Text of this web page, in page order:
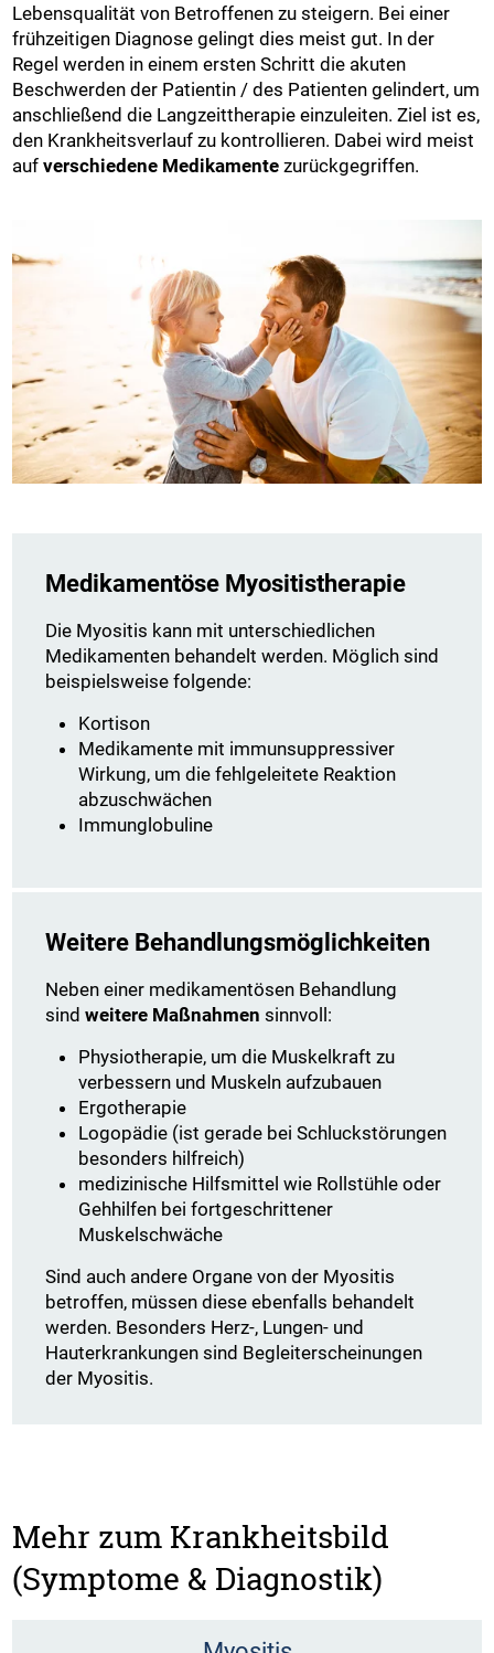
Lebensqualität von Betroffenen zu steigern. Bei einer
frühzeitigen Diagnose gelingt dies meist gut. In der
Regel werden in einem ersten Schritt die akuten
Beschwerden der Patientin / des Patienten gelindert, um
anschließend die Langzeittherapie einzuleiten. Ziel ist es,
den Krankheitsverlauf zu kontrollieren. Dabei wird meist
aufverschiedene Medikamente zurückgegriffen.
Medikamentöse Myositistherapie
Die Myositis kann mit unterschiedlichen
Medikamenten behandelt werden. Möglich sind
beispielsweise folgende:
Kortison
Medikamente mit immunsuppressiver
Wirkung, um die fehlgeleitete Reaktion
abzuschwächen
Immunglobuline
Weitere Behandlungsmöglichkeiten
Neben einer medikamentösen Behandlung
sind weitere Maßnahmen sinnvoll:
Physiotherapie, um die Muskelkraft zu
verbessern und Muskeln aufzubauen
Ergotherapie
Logopädie (ist gerade bei Schluckstörungen
besonders hilfreich)
medizinische Hilfsmittel wie Rollstühle oder
Gehhilfen bei fortgeschrittener
Muskelschwäche
Sind auch andere Organe von der Myositis
betroffen, müssen diese ebenfalls behandelt
werden. Besonders Herz-, Lungen- und
Hauterkrankungen sind Begleiterscheinungen
der Myositis.
Mehr zum Krankheitsbild
(Symptome & Diagnostik)